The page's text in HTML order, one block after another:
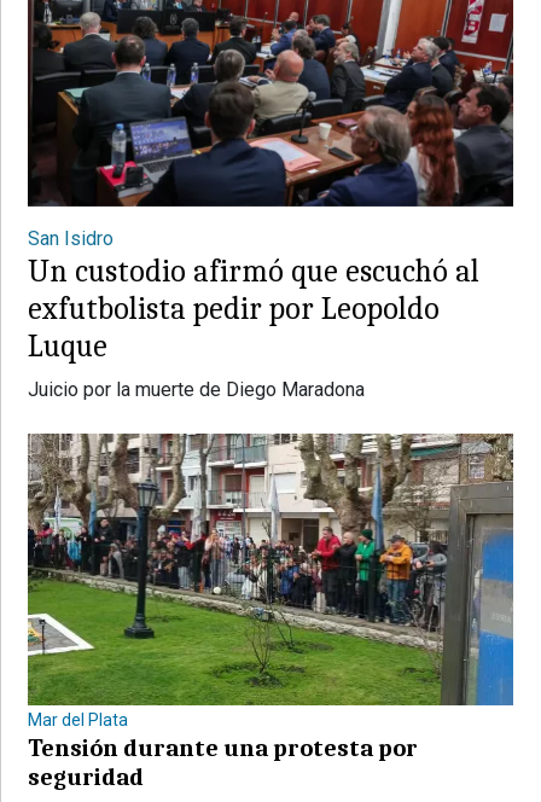
San Isidro
Un custodio afirmó que escuchó al
exfutbolista pedir por Leopoldo
Luque
Juicio por la muerte de Diego Maradona
Mar del Plata
Tensión durante una protesta por
seguridad